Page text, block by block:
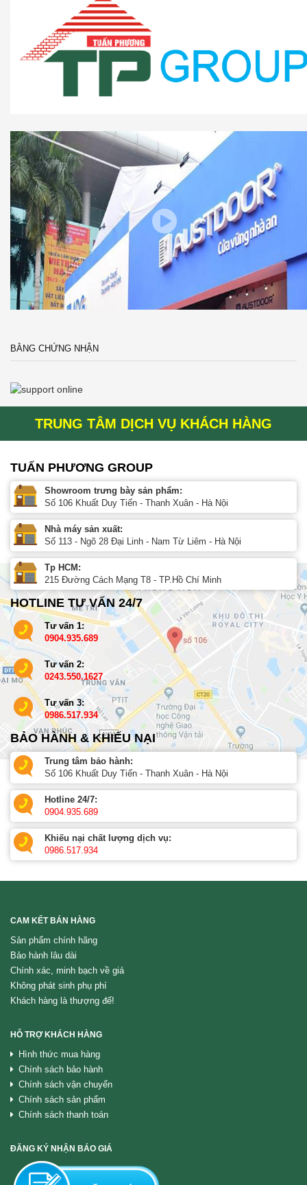
BẰNG CHỨNG NHẬN
TRUNG TÂM DỊCH VỤ KHÁCH HÀNG
TUẤN PHƯƠNG GROUP
Showroom trưng bày sản phẩm:
Số 106 Khuất Duy Tiến - Thanh Xuân - Hà Nội
Nhà máy sản xuất:
Số 113 - Ngõ 28 Đại Linh - Nam Từ Liêm - Hà Nội
Tp HCM:
215 Đường Cách Mạng T8 - TP.Hồ Chí Minh
HOTLINE TƯ VẤN 24/7
Tư vấn 1:
0904.935.689
Tư vấn 2:
0243.550.1627
Tư vấn 3:
0986.517.934
BẢO HÀNH & KHIẾU NẠI
Trung tâm bảo hành:
Số 106 Khuất Duy Tiến - Thanh Xuân - Hà Nội
Hotline 24/7:
0904.935.689
Khiếu nại chất lượng dịch vụ:
0986.517.934
CAM KẾT BÁN HÀNG
Sản phẩm chính hãng
Bảo hành lâu dài
Chính xác, minh bạch về giá
Không phát sinh phụ phí
Khách hàng là thượng đế!
HỖ TRỢ KHÁCH HÀNG
Hình thức mua hàng
Chính sách bảo hành
Chính sách vận chuyển
Chính sách sản phẩm
Chính sách thanh toán
ĐĂNG KÝ NHẬN BÁO GIÁ